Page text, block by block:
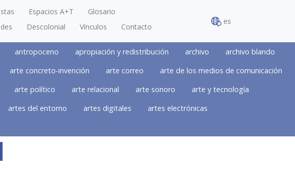
Espacios A+T
Glosario
Descolonial Vínculos Contacto
es
antropoceno apropiación y redistribución archivo
archivo blando
arte concreto-invención arte correo
arte de los medios de comunicación
arte político arte relacional arte sonoro
arte y tecnología
artes del entorno artes digitales
artes electrónicas